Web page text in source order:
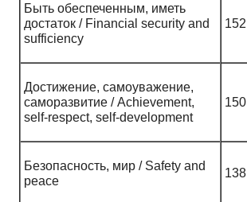
Быть обеспеченным, иметь
достаток / Financial security and
sufficiency
152
Достижение, самоуважение,
саморазвитие / Achievement,
self-respect, self-development
150
Безопасность, мир / Safety and
peace
138